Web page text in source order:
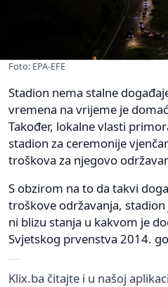
Foto: EPA-EFE
Stadion nema stalne
vremena na vrijeme je
Također, lokalne vlasti
stadion za ceremonije
troškova za njegovo
S obzirom na to da takvi
troškove održavanja,
ni blizu stanja u kakvom je
Svjetskog prvenstva 2014.
Klix.ba čitajte i u našoj